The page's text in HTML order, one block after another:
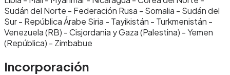
Sudán del Norte - Federación Rusa - Somalia - Sudán del
Sur - República Árabe Siria - Tayikistán - Turkmenistán -
Venezuela (RB) - Cisjordania y Gaza (Palestina) - Yemen
(República) - Zimbabue
Incorporación